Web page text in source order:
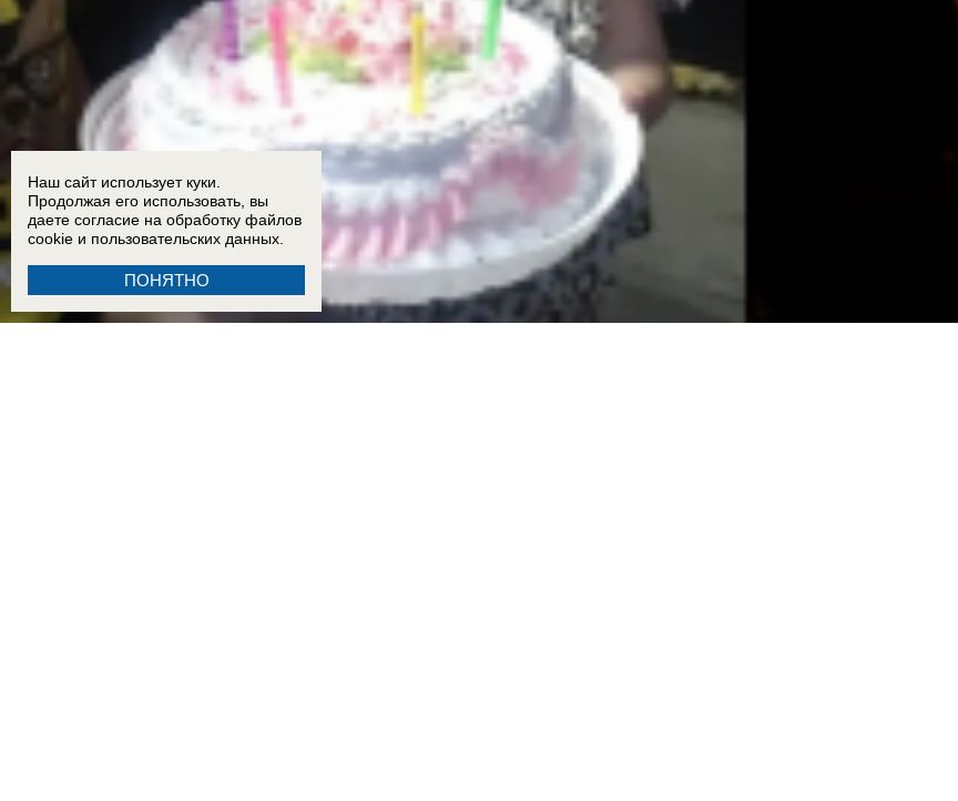
Наш сайт использует куки.
Продолжая его использовать, вы
даете согласие на обработку файлов
cookie и пользовательских данных.
ПОНЯТНО